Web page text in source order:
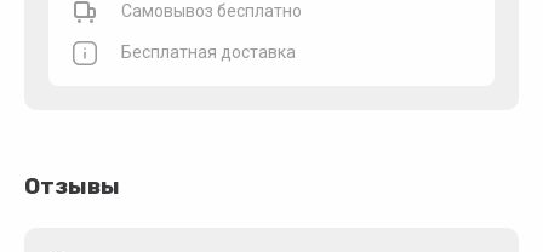
Самовывоз бесплатно
Бесплатная доставка
Отзывы